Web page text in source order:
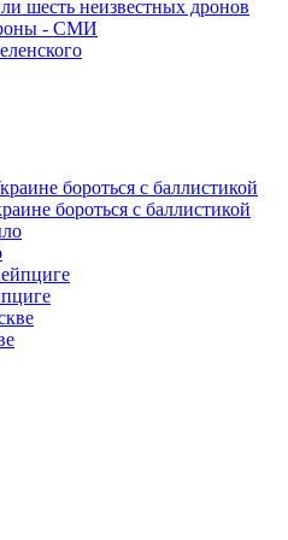
шесть неизвестных дронов
- СМИ
бороться с баллистикой